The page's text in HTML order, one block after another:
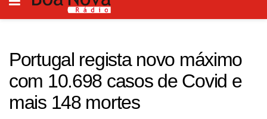
Portugal regista novo máximo
com 10.698 casos de Covid e
mais 148 mortes